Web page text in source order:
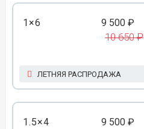
1×6 9 500 ₽
10 650 ₽
ЛЕТНЯЯ РАСПРОДАЖА
1.5×4 9 500 ₽